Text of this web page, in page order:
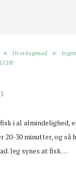
Hverdagsmad
LCHF
i al almindelighed,
20-30 minutter, og så
Jeg synes at fisk…